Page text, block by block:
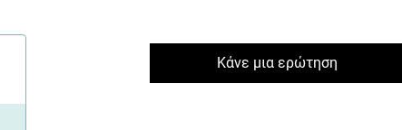
Κάνε μια ερώτηση